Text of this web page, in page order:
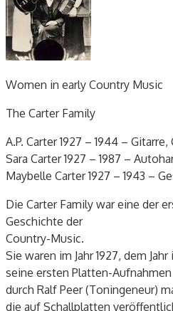
Women in early Country Music
The Carter Family
A.P. Carter 1927 – 1944 – Gitarre,
Sara Carter 1927 – 1987 –
Maybelle Carter 1927 – 1943 –
Die Carter Family war eine der
Geschichte der
Country-Music.
Sie waren im Jahr 1927, dem
seine ersten Platten-
durch Ralf Peer (Toningeneur)
die auf Schallplatten